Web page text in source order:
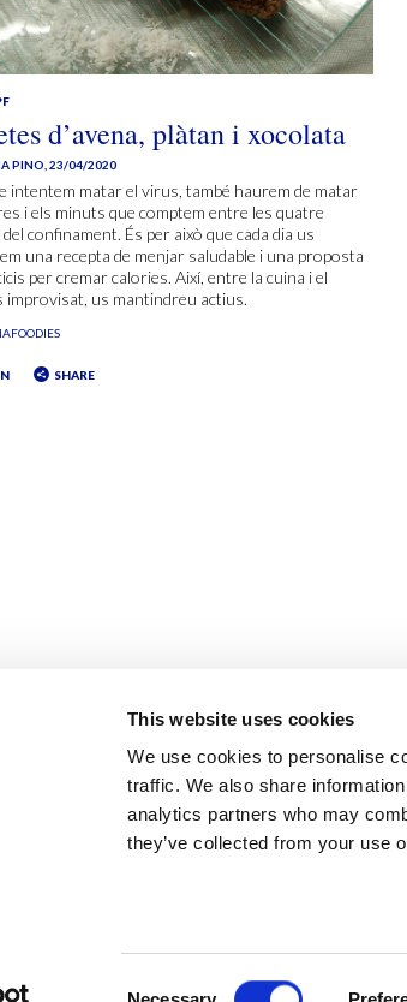
This website uses cookies
We use cookies to personalise
traffic. We also share
analytics partners who may
they’ve collected from your use
d’avena, plàtan i xocolata
PINO,23/04/2020
intentem matar el virus, també haurem de matar
i els minuts que comptem entre les quatre
confinament. És per això que cada dia us
una recepta de menjar saludable i una proposta
per cremar calories. Així, entre la cuina i el
improvisat, us mantindreu actius.
SHARE